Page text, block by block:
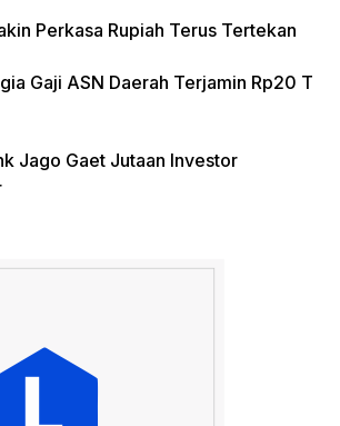
Perkasa Rupiah Terus Tertekan
Gaji ASN Daerah Terjamin Rp20 T
Jago Gaet Jutaan Investor